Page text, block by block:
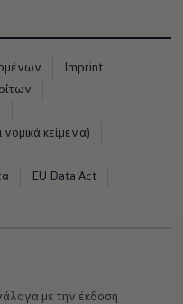
Imprint
κείμενα)
EU Data Act
με την έκδοση